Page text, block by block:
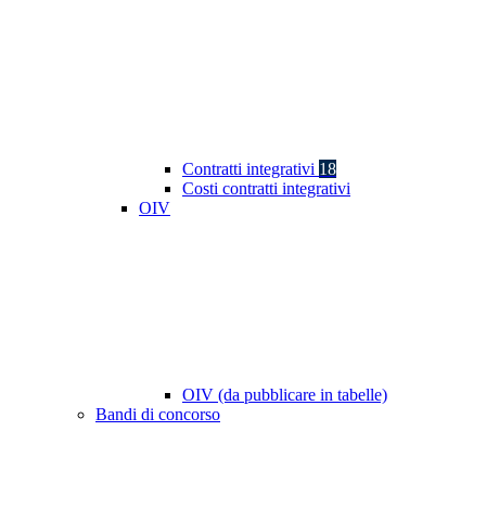
Contratti integrativi 18
Costi contratti integrativi
OIV
OIV (da pubblicare in tabelle)
Bandi di concorso